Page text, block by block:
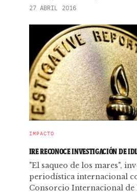
27 ABRIL 2016
IMPACTO
IRE RECONOCE INVESTIGACIÓN DE
"El saqueo de los mares",
periodística internacional
Consorcio Internacional de